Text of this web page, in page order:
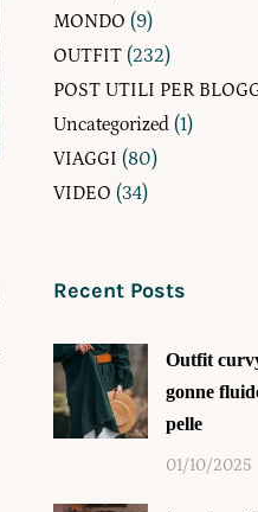
MONDO (9)
OUTFIT (232)
POST UTILI PER
Uncategorized (1)
VIAGGI (80)
VIDEO (34)
Recent Posts
Outfit
gonne
pelle
01/10/2025